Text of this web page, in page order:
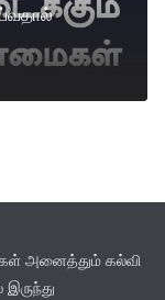
அனைத்தும் கல்வி